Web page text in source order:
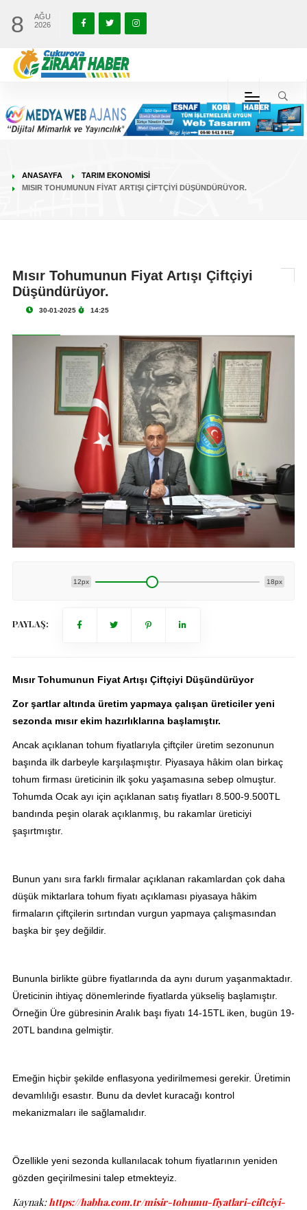
8
AĞU
2026
ANASAYFA
TARIM EKONOMISI
MISIR TOHUMUNUN FIYAT ARTIŞI ÇIFTÇIYI DÜŞÜNDÜRÜYOR.
Mısır Tohumunun Fiyat Artışı Çiftçiyi
Düşündürüyor.
30-01-2025 14:25
12px 18px
PAYLAŞ:
Mısır Tohumunun Fiyat Artışı Çiftçiyi Düşündürüyor
Zor şartlar altında üretim yapmaya çalışan üreticiler yeni
sezonda mısır ekim hazırlıklarına başlamıştır.
Ancak açıklanan tohum fiyatlarıyla çiftçiler üretim sezonunun
başında ilk darbeyle karşılaşmıştır. Piyasaya hâkim olan birkaç
tohum firması üreticinin ilk şoku yaşamasına sebep olmuştur.
Tohumda Ocak ayı için açıklanan satış fiyatları 8.500-9.500TL
bandında peşin olarak açıklanmış, bu rakamlar üreticiyi
şaşırtmıştır.
Bunun yanı sıra farklı firmalar açıklanan rakamlardan çok daha
düşük miktarlara tohum fiyatı açıklaması piyasaya hâkim
firmaların çiftçilerin sırtından vurgun yapmaya çalışmasından
başka bir şey değildir.
Bununla birlikte gübre fiyatlarında da aynı durum yaşanmaktadır.
Üreticinin ihtiyaç dönemlerinde fiyatlarda yükseliş başlamıştır.
Örneğin Üre gübresinin Aralık başı fiyatı 14-15TL iken, bugün 19-
20TL bandına gelmiştir.
Emeğin hiçbir şekilde enflasyona yedirilmemesi gerekir. Üretimin
devamlılığı esastır. Bunu da devlet kuracağı kontrol
mekanizmaları ile sağlamalıdır.
Özellikle yeni sezonda kullanılacak tohum fiyatlarının yeniden
gözden geçirilmesini talep etmekteyiz.
Kaynak:https://habha.com.tr/misir-tohumu-fiyatlari-ciftciyi-